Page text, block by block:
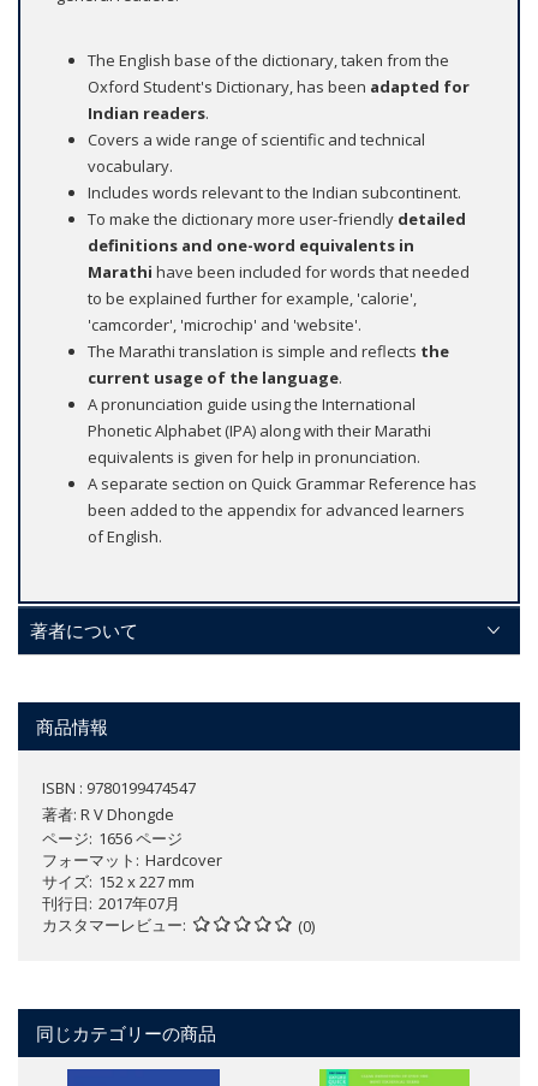
The English base of the dictionary, taken from the
Oxford Student's Dictionary, has been adapted for
Indian readers.
Covers a wide range of scientific and technical
vocabulary.
Includes words relevant to the Indian subcontinent.
To make the dictionary more user-friendly detailed
definitions and one-word equivalents in
Marathi have been included for words that needed
to be explained further for example, 'calorie',
'camcorder', 'microchip' and 'website'.
The Marathi translation is simple and reflects the
current usage of the language.
A pronunciation guide using the International
Phonetic Alphabet (IPA) along with their Marathi
equivalents is given for help in pronunciation.
A separate section on Quick Grammar Reference has
been added to the appendix for advanced learners
of English.
著者について
商品情報
ISBN : 9780199474547
著者: R V Dhongde
ページ 1656 ページ
フォーマット
Hardcover
サイズ 152 x 227 mm
刊行日 2017年07月
カスタマーレビュー
(0)
同じカテゴリーの商品